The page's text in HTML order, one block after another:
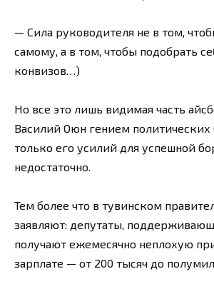
— Сила руководителя не в том,
самому, а в том, чтобы подобрать
конвизов…)
Но все это лишь видимая часть
Василий Оюн гением политических
только его усилий для успешной
недостаточно.
Тем более что в тувинском
заявляют: депутаты,
получают ежемесячно неплохую
зарплате — от 200 тысяч до